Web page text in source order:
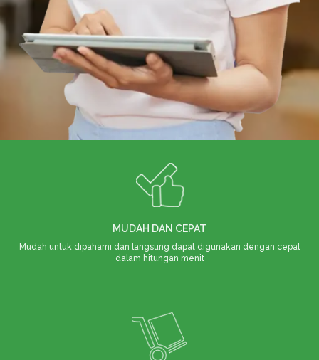
MUDAH DAN CEPAT
Mudah untuk dipahami dan langsung dapat digunakan dengan cepat
dalam hitungan menit